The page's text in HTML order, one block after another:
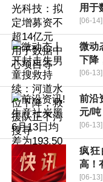
用于
[06-14]
微动
下降
[06-13]
前沿
元/
[06-13]
疯狂
高！
[06-13]